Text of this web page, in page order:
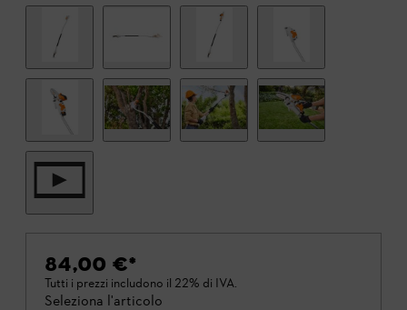
84,00 €*
Tutti i prezzi includono il 22% di IVA.
Seleziona l'articolo